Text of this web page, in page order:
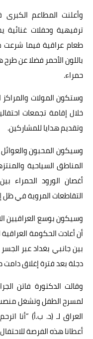
وأعلنت المطاعم
ترفيهية وحفلات غنائية
طعام عراقية فيما شرعت
باللون الأحمر فضلا عن
حمراء.
وستكون المولات
خلال إقامة تجمعات
وتقديم هدايا للمشاركين.
وسيكون المحبون
المناطق السياحية
أغصان الورود الحمراء
التقاطعات المروية في ظل
وسيكون بوسع العراقيين
أن أعادت الحكومة
بين جانبي بغداد عبر
دجلة بعد فترة إغلاق دامت
لمسرح الطفل وتشغل
العراق لـ (د. ب.أ) “أنا
أعطانا هذه الفرصة